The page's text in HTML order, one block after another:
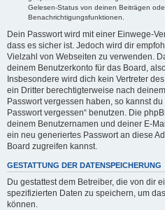
Gelesen-Status von deinen Beiträgen
Benachrichtigungsfunktionen.
Dein Passwort wird mit einer Einwege-
dass es sicher ist. Jedoch wird dir
Vielzahl von Webseiten zu verwenden.
deinem Benutzerkonto für das Board,
Insbesondere wird dich kein Vertreter
ein Dritter berechtigterweise nach
Passwort vergessen haben, so kannst
Passwort vergessen“ benutzen. Die
deinem Benutzernamen und deiner E-
ein neu generiertes Passwort an diese
Board zugreifen kannst.
GESTATTUNG DER DATENSPEICHERUNG
Du gestattest dem Betreiber, die von dir
spezifizierten Daten zu speichern, um
können.